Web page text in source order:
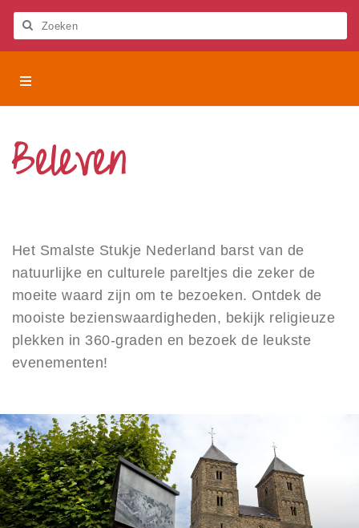
Deze
website
een
toegankelijkheidssysteem.
Het Smalste Stukje Nederland
Beleven
Evenementen
Blogs
Overnachten
Lokale cadeaubon
Over
Privacy
Toegankelijkheid
Stukje
Beleven
Het Smalste Stukje Nederland barst van de
natuurlijke en culturele pareltjes die zeker de
moeite waard zijn om te bezoeken. Ontdek de
mooiste bezienswaardigheden, bekijk religieuze
plekken in 360-graden en bezoek de leukste
evenementen!